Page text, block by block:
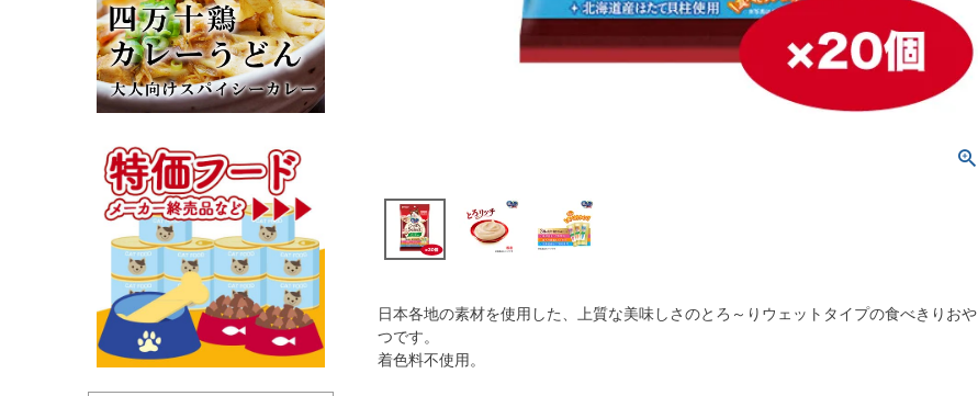
日本各地の素材を使用した、上質な美味しさのとろ～りウェットタイプの食べきりおや
つです。
着色料不使用。